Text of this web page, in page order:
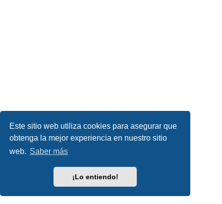
Este sitio web utiliza cookies para asegurar que
obtenga la mejor experiencia en nuestro sitio
web. Saber más
¡Lo entiendo!